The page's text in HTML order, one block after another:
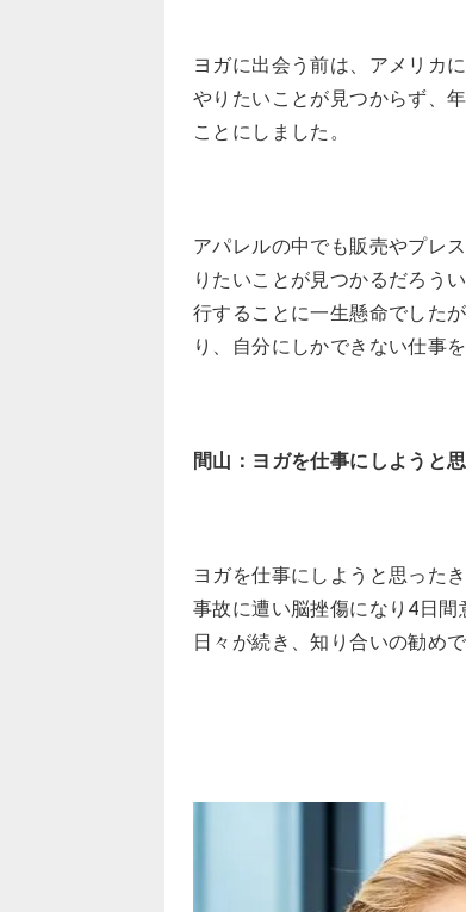
ヨガに出会う前は、アメリカ
やりたいことが見つからず、
ことにしました。
アパレルの中でも販売やプレ
りたいことが見つかるだろう
行することに一生懸命でした
り、自分にしかできない仕事
間山：ヨガを仕事にしようと
ヨガを仕事にしようと思った
事故に遭い脳挫傷になり4日
日々が続き、知り合いの勧め